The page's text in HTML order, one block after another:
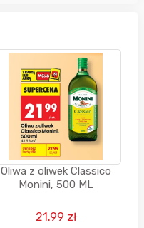
Oliwa z oliwek Classico
Monini, 500 ML
21.99 zł